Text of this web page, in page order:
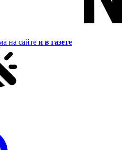
на сайте и в газете